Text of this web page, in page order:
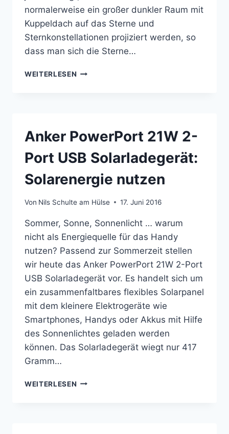
normalerweise ein großer dunkler Raum mit
Kuppeldach auf das Sterne und
Sternkonstellationen projiziert werden, so
dass man sich die Sterne…
WEITERLESEN HEIMPLANETARIUM:
VON
TOYS
Anker PowerPort 21W 2-
Port USB Solarladegerät:
Solarenergie nutzen
Von Nils Schulte am Hülse 17. Juni 2016
Sommer, Sonne, Sonnenlicht … warum
nicht als Energiequelle für das Handy
nutzen? Passend zur Sommerzeit stellen
wir heute das Anker PowerPort 21W 2-Port
USB Solarladegerät vor. Es handelt sich um
ein zusammenfaltbares flexibles Solarpanel
mit dem kleinere Elektrogeräte wie
Smartphones, Handys oder Akkus mit Hilfe
des Sonnenlichtes geladen werden
können. Das Solarladegerät wiegt nur 417
Gramm…
WEITERLESEN ANKER